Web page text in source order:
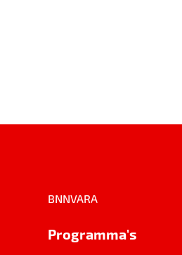
BNNVARA
Programma's